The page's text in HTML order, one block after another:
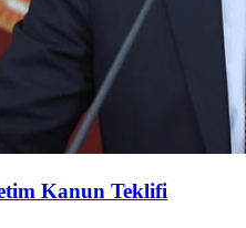
Kanun Teklifi